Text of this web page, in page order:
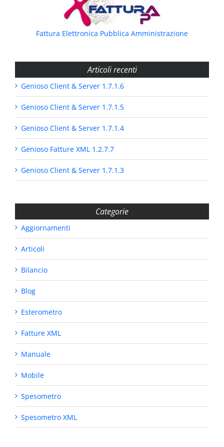
Fattura Elettronica Pubblica Amministrazione
Articoli recenti
Genioso Client & Server 1.7.1.6
Genioso Client & Server 1.7.1.5
Genioso Client & Server 1.7.1.4
Genioso Fatture XML 1.2.7.7
Genioso Client & Server 1.7.1.3
Categorie
Aggiornamenti
Articoli
Bilancio
Blog
Esterometro
Fatture XML
Manuale
Mobile
Spesometro
Spesometro XML